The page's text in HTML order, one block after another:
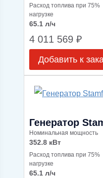
Расход топлива при 75%
нагрузке
65.1 л/ч
4 011 569 ₽
Добавить к
Генератор
Номинальная мощность
352.8 кВт
Расход топлива при 75%
нагрузке
65.1 л/ч